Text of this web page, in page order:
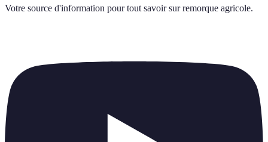
Votre source d'information pour tout savoir sur remorque agricole.